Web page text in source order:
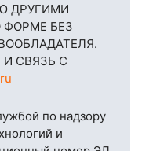
ДРУГИМИ
БЕЗ
СВЯЗЬ С
по надзору
и